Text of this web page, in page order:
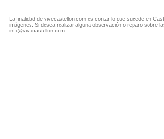
La finalidad de vivecastellon.com es contar lo que sucede en
imágenes. Si desea realizar alguna observación o reparo sobre
info@vivecastellon.com